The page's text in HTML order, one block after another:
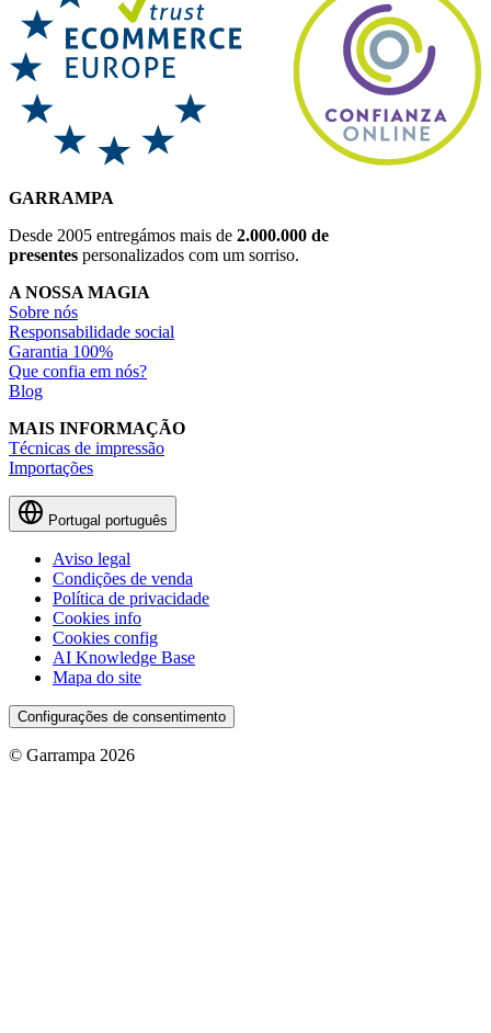
GARRAMPA
Desde 2005 entregámos mais de 2.000.000 de
presentes personalizados com um sorriso.
A NOSSA MAGIA
Sobre nós
Responsabilidade social
Garantia 100%
Que confia em nós?
Blog
MAIS INFORMAÇÃO
Técnicas de impressão
Importações
Portugal português
Aviso legal
Condições de venda
Política de privacidade
Cookies info
Cookies config
AI Knowledge Base
Mapa do site
Configurações de consentimento
© Garrampa 2026